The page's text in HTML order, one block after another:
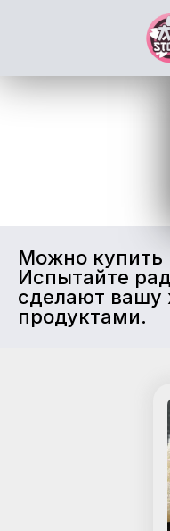
Можно купить
Испытайте
сделают вашу
продуктами.